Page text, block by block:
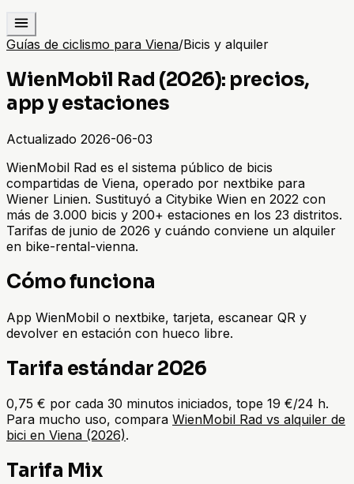
Guías de ciclismo para Viena/Bicis y alquiler
WienMobil Rad (2026): precios,
app y estaciones
Actualizado 2026-06-03
WienMobil Rad es el sistema público de bicis
compartidas de Viena, operado por nextbike para
Wiener Linien. Sustituyó a Citybike Wien en 2022 con
más de 3.000 bicis y 200+ estaciones en los 23 distritos.
Tarifas de junio de 2026 y cuándo conviene un alquiler
en bike-rental-vienna.
Cómo funciona
App WienMobil o nextbike, tarjeta, escanear QR y
devolver en estación con hueco libre.
Tarifa estándar 2026
0,75 € por cada 30 minutos iniciados, tope 19 €/24 h.
Para mucho uso, compara WienMobil Rad vs alquiler de
bici en Viena (2026).
Tarifa Mix